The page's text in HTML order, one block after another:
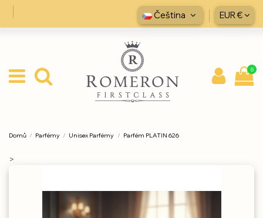
Čeština EUR €
0
Domů Parfémy Unisex Parfémy Parfém PLATIN 626
>